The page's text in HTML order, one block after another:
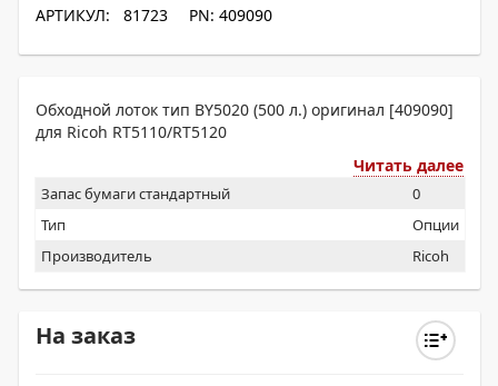
АРТИКУЛ: 81723 PN: 409090
Обходной лоток тип BY5020 (500 л.) оригинал [409090]
для Ricoh RT5110/RT5120
Читать далее
Запас бумаги стандартный
0
Тип
Опции
Производитель
Ricoh
На заказ